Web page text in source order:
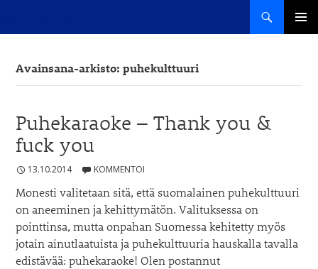
Avainsana-arkisto: puhekulttuuri
Puhekaraoke – Thank you &
fuck you
13.10.2014 KOMMENTOI
Monesti valitetaan sitä, että suomalainen puhekulttuuri
on aneeminen ja kehittymätön. Valituksessa on
pointtinsa, mutta onpahan Suomessa kehitetty myös
jotain ainutlaatuista ja puhekulttuuria hauskalla tavalla
edistävää: puhekaraoke! Olen postannut